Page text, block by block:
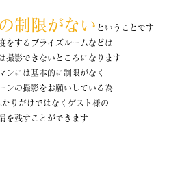
制限がない ということです
をするブライズルームなどは
撮影できないところになります
ンには基本的に制限がなく
ンの撮影をお願いしている為
りだけではなくゲスト様の
を残すことができます